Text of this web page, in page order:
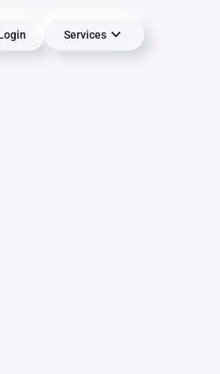
Services